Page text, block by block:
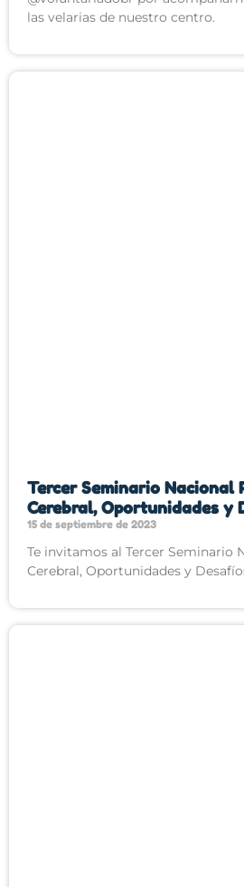
las velarias de nuestro centro.
Tercer Seminario Nacional
Cerebral, Oportunidades y
15 de septiembre de 2023
Te invitamos al Tercer Seminario
Cerebral, Oportunidades y